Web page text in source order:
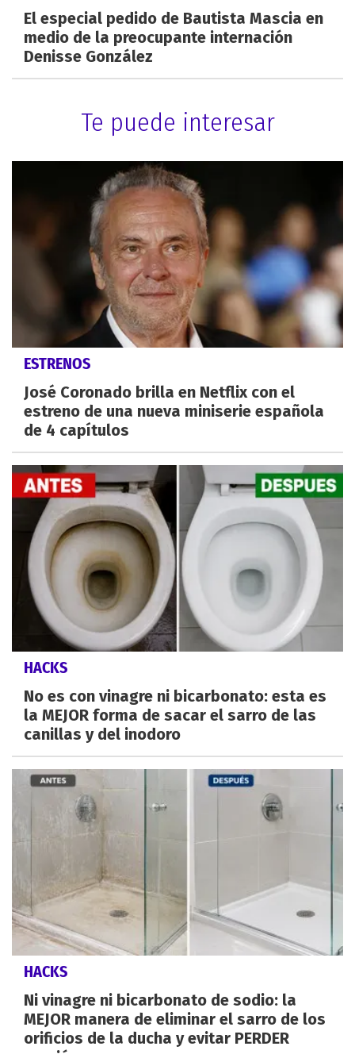
El especial pedido de Bautista Mascia en
medio de la preocupante internación
Denisse González
Te puede interesar
ESTRENOS
José Coronado brilla en Netflix con el
estreno de una nueva miniserie española
de 4 capítulos
HACKS
No es con vinagre ni bicarbonato: esta es
la MEJOR forma de sacar el sarro de las
canillas y del inodoro
HACKS
Ni vinagre ni bicarbonato de sodio: la
MEJOR manera de eliminar el sarro de los
orificios de la ducha y evitar PERDER